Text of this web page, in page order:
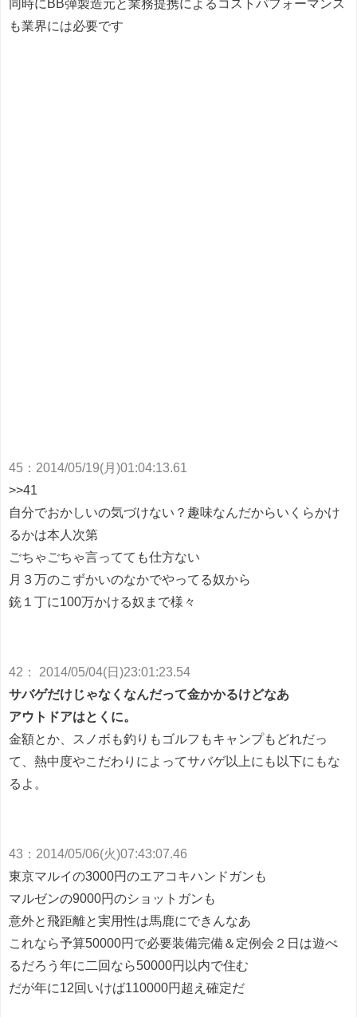
同時にBB弾製造元と業務提携によるコストパフォーマンス
も業界には必要です
45 ： 2014/05/19(月)01:04:13.61
>>41
自分でおかしいの気づけない？趣味なんだからいくらかけ
るかは本人次第
ごちゃごちゃ言ってても仕方ない
月３万のこずかいのなかでやってる奴から
銃１丁に100万かける奴まで様々
42 ： 2014/05/04(日)23:01:23.54
サバゲだけじゃなくなんだって金かかるけどなあ
アウトドアはとくに。
金額とか、スノボも釣りもゴルフもキャンプもどれだっ
て、熱中度やこだわりによってサバゲ以上にも以下にもな
るよ。
43 ： 2014/05/06(火)07:43:07.46
東京マルイの3000円のエアコキハンドガンも
マルゼンの9000円のショットガンも
意外と飛距離と実用性は馬鹿にできんなあ
これなら予算50000円で必要装備完備＆定例会２日は遊べ
るだろう年に二回なら50000円以内で住む
だが年に12回いけば110000円超え確定だ